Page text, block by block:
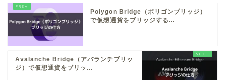
Polygon Bridge（ポリゴンブリッジ）
で仮想通貨をブリッジする...
Avalanche Bridge（アバランチブリッ
ジ）で仮想通貨をブリッ...